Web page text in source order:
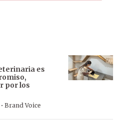
es
por los
· Brand Voice